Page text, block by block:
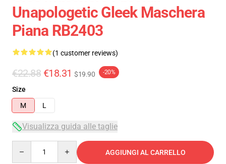
Unapologetic Gleek Maschera
Piana RB2403
(1 customer reviews)
€22.88 €18.31 $19.90 -20%
Size
M
L
Visualizza guida alle taglie
AGGIUNGI AL CARRELLO